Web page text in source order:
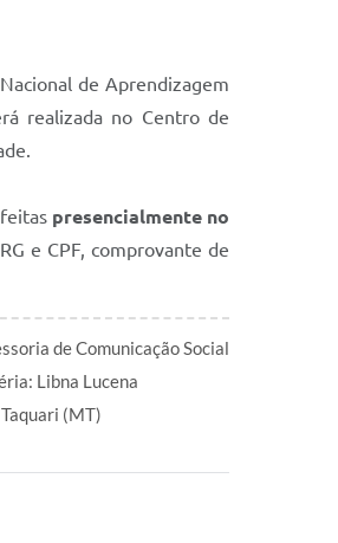
de Aprendizagem
realizada no Centro de
presencialmente no
e CPF, comprovante de
de Comunicação Social
Libna Lucena
(MT)